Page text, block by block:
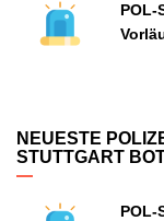
POL-
NEUESTE
STUTTGART
POL-